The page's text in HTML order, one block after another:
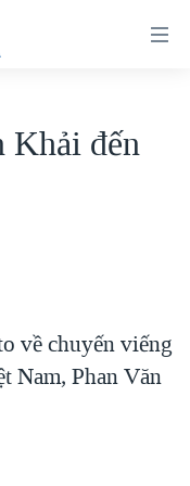
QUÁ KHỨ VÀ HIỆN
Khải đến
về chuyến viếng
Nam, Phan Văn